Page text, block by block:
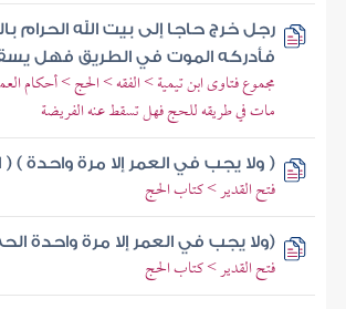
رجل خرج حاجا إلى بيت الله الحرام
فأدركه الموت في الطريق فهل
مجموع فتاوى ابن تيمية > الفقه > الحج > أحكام
مات في طريقه للحج فهل تسقط عنه الفريضة
( ولا يجب في العمر إلا مرة واحدة ) (
فتح القدير > كتاب الحج
(ولا يجب في العمر إلا مرة واحدة
فتح القدير > كتاب الحج